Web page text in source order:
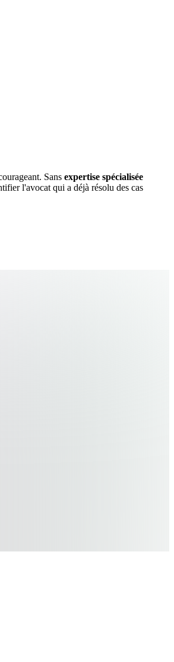
Sans expertise spécialisée
l'avocat qui a déjà résolu des cas